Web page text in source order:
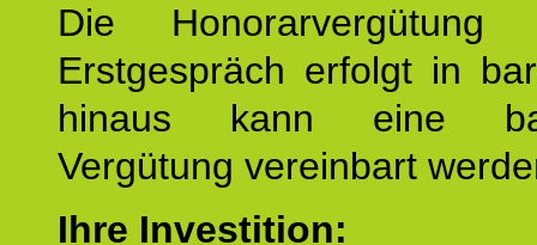
Die
Erstgespräch erfolgt in
hinaus kann eine
Vergütung vereinbart
Ihre Investition: